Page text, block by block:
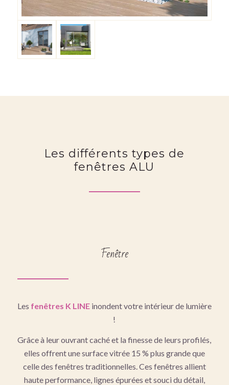
Les différents types de
fenêtres ALU
Fenêtre
Les fenêtres K LINEinondent votre intérieur de lumière
!
Grâce à leur ouvrant caché et la finesse de leurs profilés,
elles offrent une surface vitrée 15 % plus grande que
celle des fenêtres traditionnelles. Ces fenêtres allient
haute performance, lignes épurées et souci du détail,